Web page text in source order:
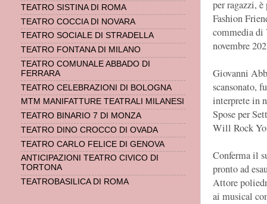
per ragazzi,
Fashion
commedia di
novembre
Giovanni
scansonato,
interprete in
Spose per
Will Rock
Conferma il
pronto ad
Attore
ai musical
TEATRO SISTINA DI ROMA
TEATRO COCCIA DI NOVARA
TEATRO SOCIALE DI STRADELLA
TEATRO FONTANA DI MILANO
TEATRO COMUNALE ABBADO DI
FERRARA
TEATRO CELEBRAZIONI DI BOLOGNA
MTM MANIFATTURE TEATRALI MILANESI
TEATRO BINARIO 7 DI MONZA
TEATRO DINO CROCCO DI OVADA
TEATRO CARLO FELICE DI GENOVA
ANTICIPAZIONI TEATRO CIVICO DI
TORTONA
TEATROBASILICA DI ROMA